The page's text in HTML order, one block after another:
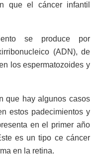
que el cáncer infantil
se produce por
(ADN), de
los espermatozoides y
que hay algunos casos
estos padecimientos y
en el primer año
es un tipo ce cáncer
en la retina.